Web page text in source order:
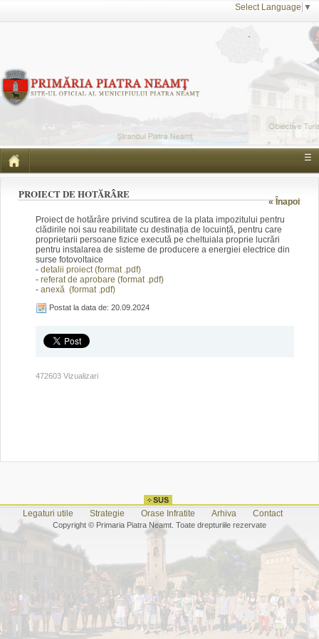
Select Language ▼
☰
« Înapoi
PROIECT DE HOTĂRÂRE
Proiect de hotărâre privind scutirea de la plata impozitului pentru
clădirile noi sau reabilitate cu destinația de locuință, pentru care
proprietarii persoane fizice execută pe cheltuiala proprie lucrări
pentru instalarea de sisteme de producere a energiei electrice din
surse fotovoltaice
- detalii proiect (format .pdf)
- referat de aprobare (format .pdf)
- anexă (format .pdf)
Postat la data de: 20.09.2024
472603 Vizualizari
Legaturi utile Strategie Orase Infratite Arhiva Contact
Copyright © Primaria Piatra Neamt. Toate drepturiile rezervate